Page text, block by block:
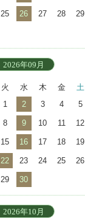
25 26 27 28 29
2026年09月
火 水 木 金
土
1
2 3 4 5
8 9 10 11 12
15 16 17 18 19
22 23 24 25 26
29 30
2026年10月